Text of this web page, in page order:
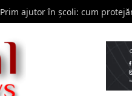
Prim ajutor în școli: cum